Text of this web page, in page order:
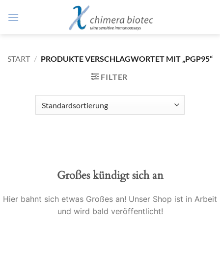
Inhalt
START / PRODUKTE VERSCHLAGWORTET MIT „PGP95“
FILTER
Großes kündigt sich an
Hier bahnt sich etwas Großes an! Unser Shop ist in Arbeit
und wird bald veröffentlicht!